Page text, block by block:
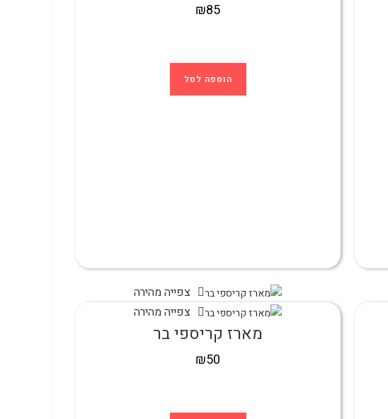
₪85
הוספה לסל
צפייה מהירה
צפייה מהירה
מארז קריספי בר
₪50